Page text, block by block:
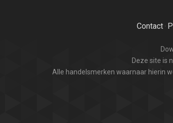
Contact·
Deze site is
Alle handelsmerken waarnaar hierin